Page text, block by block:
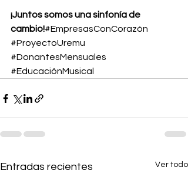
¡Juntos somos una sinfonía de
cambio!#EmpresasConCorazón
#ProyectoUremu
#DonantesMensuales
#EducaciónMusical
Entradas recientes Ver todo